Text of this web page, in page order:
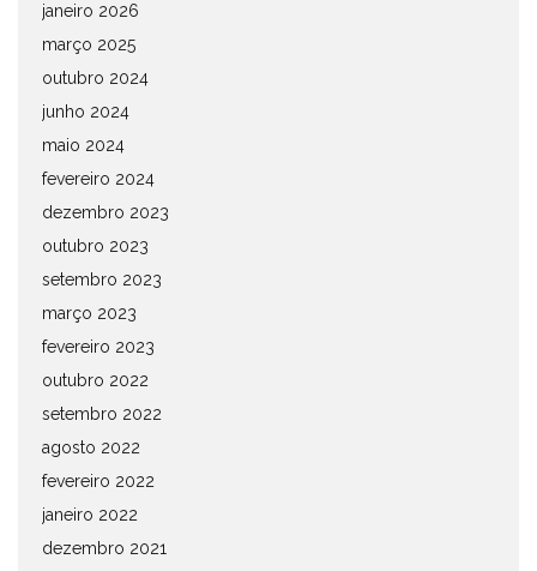
janeiro 2026
março 2025
outubro 2024
junho 2024
maio 2024
fevereiro 2024
dezembro 2023
outubro 2023
setembro 2023
março 2023
fevereiro 2023
outubro 2022
setembro 2022
agosto 2022
fevereiro 2022
janeiro 2022
dezembro 2021